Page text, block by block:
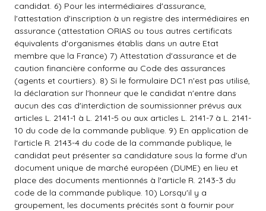
candidat. 6) Pour les intermédiaires d'assurance,
l'attestation d'inscription à un registre des intermédiaires en
assurance (attestation ORIAS ou tous autres certificats
équivalents d'organismes établis dans un autre Etat
membre que la France) 7) Attestation d'assurance et de
caution financière conforme au Code des assurances
(agents et courtiers). 8) Si le formulaire DC1 n'est pas utilisé,
la déclaration sur l'honneur que le candidat n'entre dans
aucun des cas d'interdiction de soumissionner prévus aux
articles L. 2141-1 à L. 2141-5 ou aux articles L. 2141-7 à L. 2141-
10 du code de la commande publique. 9) En application de
l'article R. 2143-4 du code de la commande publique, le
candidat peut présenter sa candidature sous la forme d'un
document unique de marché européen (DUME) en lieu et
place des documents mentionnés à l'article R. 2143-3 du
code de la commande publique. 10) Lorsqu'il y a
groupement, les documents précités sont à fournir pour